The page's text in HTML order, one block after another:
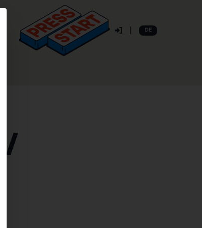
DE
/
diesem Button wird der Dialog geschlossen. Seine